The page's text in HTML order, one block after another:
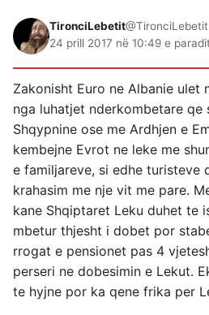
TironciLebetit@TironciLebetit
24 prill 2017 në 10:49 e
Zakonisht Euro ne Albanie ulet
nga luhatjet nderkombetare qe
Shqypnine ose me Ardhjen e
kembejne Evrot ne leke me
e familjareve, si edhe turisteve
krahasim me nje vit me pare.
kane Shqiptaret Leku duhet te
mbetur thjesht i dobet por
rrogat e pensionet pas 4
perseri ne dobesimin e Lekut.
te hyjne por ka qene frika per